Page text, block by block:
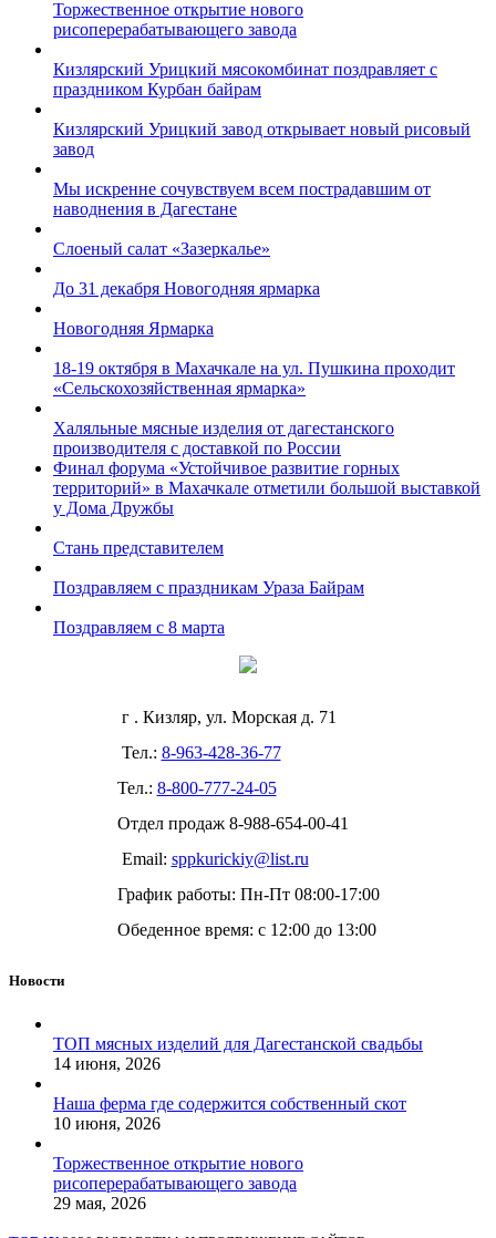
Торжественное открытие нового
рисоперерабатывающего завода
Кизлярский Урицкий мясокомбинат поздравляет с
праздником Курбан байрам
Кизлярский Урицкий завод открывает новый рисовый
завод
Мы искренне сочувствуем всем пострадавшим от
наводнения в Дагестане
Слоеный салат «Зазеркалье»
До 31 декабря Новогодняя ярмарка
Новогодняя Ярмарка
18-19 октября в Махачкале на ул. Пушкина проходит
«Сельскохозяйственная ярмарка»
Халяльные мясные изделия от дагестанского
производителя с доставкой по России
Финал форума «Устойчивое развитие горных
территорий» в Махачкале отметили большой выставкой
у Дома Дружбы
Стань представителем
Поздравляем с праздникам Ураза Байрам
Поздравляем с 8 марта
г . Кизляр, ул. Морская д. 71
Тел.: 8-963-428-36-77
Тел.: 8-800-777-24-05
Отдел продаж 8-988-654-00-41
Email: sppkurickiy@list.ru
График работы: Пн-Пт 08:00-17:00
Обеденное время: с 12:00 до 13:00
Новости
ТОП мясных изделий для Дагестанской свадьбы
14 июня, 2026
Наша ферма где содержится собственный скот
10 июня, 2026
Торжественное открытие нового
рисоперерабатывающего завода
29 мая, 2026